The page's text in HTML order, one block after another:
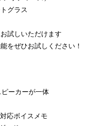
グラス
試しいただけます
をぜひお試しください！
ーカーが一体
応ボイスメモ